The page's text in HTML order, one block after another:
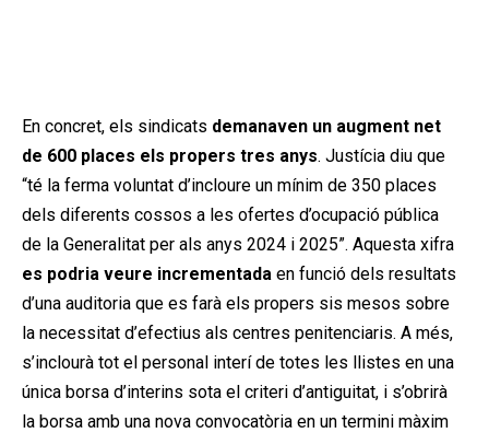
En concret, els sindicats demanaven un augment net
de 600 places els propers tres anys. Justícia diu que
“té la ferma voluntat d’incloure un mínim de 350 places
dels diferents cossos a les ofertes d’ocupació pública
de la Generalitat per als anys 2024 i 2025”. Aquesta xifra
es podria veure incrementada en funció dels resultats
d’una auditoria que es farà els propers sis mesos sobre
la necessitat d’efectius als centres penitenciaris. A més,
s’inclourà tot el personal interí de totes les llistes en una
única borsa d’interins sota el criteri d’antiguitat, i s’obrirà
la borsa amb una nova convocatòria en un termini màxim